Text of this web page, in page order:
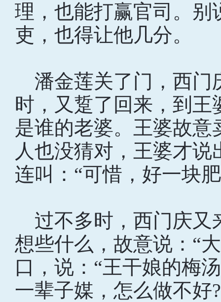
理，也能打赢官司。别
吏，也得让他几分。
潘金莲关了门，西门
时，又踅了回来，到
是谁的老婆。王婆故
人也没猜对，王婆才
连叫：“可惜，好一块
过不多时，西门庆又
想些什么，故意说：“
口，说：“王干娘的梅
一辈子媒，怎么做不好